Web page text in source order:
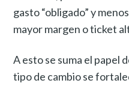
gasto “obligado” y
mayor margen o ticket
A esto se suma el papel
tipo de cambio se